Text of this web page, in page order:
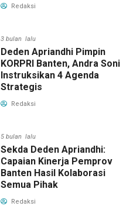
Redaksi
3 bulan lalu
Deden Apriandhi Pimpin
KORPRI Banten, Andra Soni
Instruksikan 4 Agenda
Strategis
Redaksi
5 bulan lalu
Sekda Deden Apriandhi:
Capaian Kinerja Pemprov
Banten Hasil Kolaborasi
Semua Pihak
Redaksi